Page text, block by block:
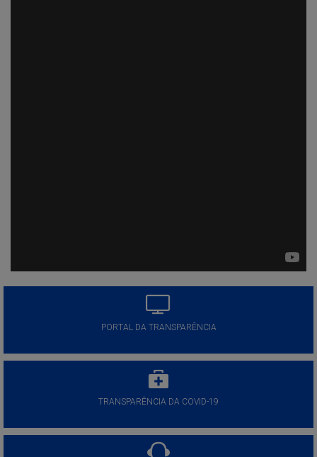
PORTAL DA TRANSPARÊNCIA
TRANSPARÊNCIA DA COVID-19